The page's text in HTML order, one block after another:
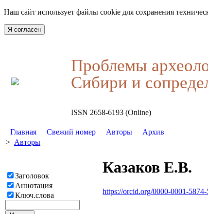
Наш сайт использует файлы cookie для сохранения
Я согласен
Проблемы
Сибири и
ISSN 2658-6193 (Online)
Главная Свежий номер Авторы
Архив
> Авторы
Заголовок
Аннотация
Ключ.слова
Казаков Е.В.
https://orcid.org/0000-0001-